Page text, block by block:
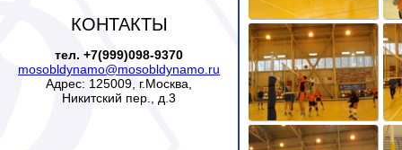
КОНТАКТЫ
тел. +7(999)098-9370
mosobldynamo@mosobldynamo.ru
Адрес: 125009, г.Москва,
Никитский пер., д.3